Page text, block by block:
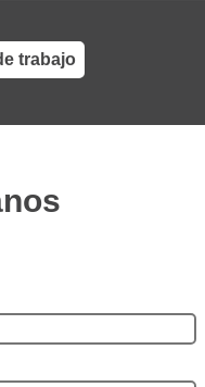
trabajo